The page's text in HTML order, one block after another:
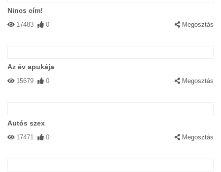
Nincs cím!
17483 0 Megosztás
Az év apukája
15679 0 Megosztás
Autós szex
17471 0 Megosztás